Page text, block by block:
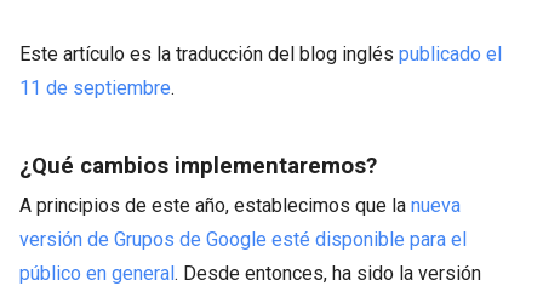
Este artículo es la traducción del blog inglés publicado el
11 de septiembre.
¿Qué cambios implementaremos?
A principios de este año, establecimos que la nueva
versión de Grupos de Google esté disponible para el
público en general. Desde entonces, ha sido la versión